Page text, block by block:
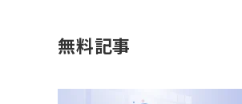
無料記事